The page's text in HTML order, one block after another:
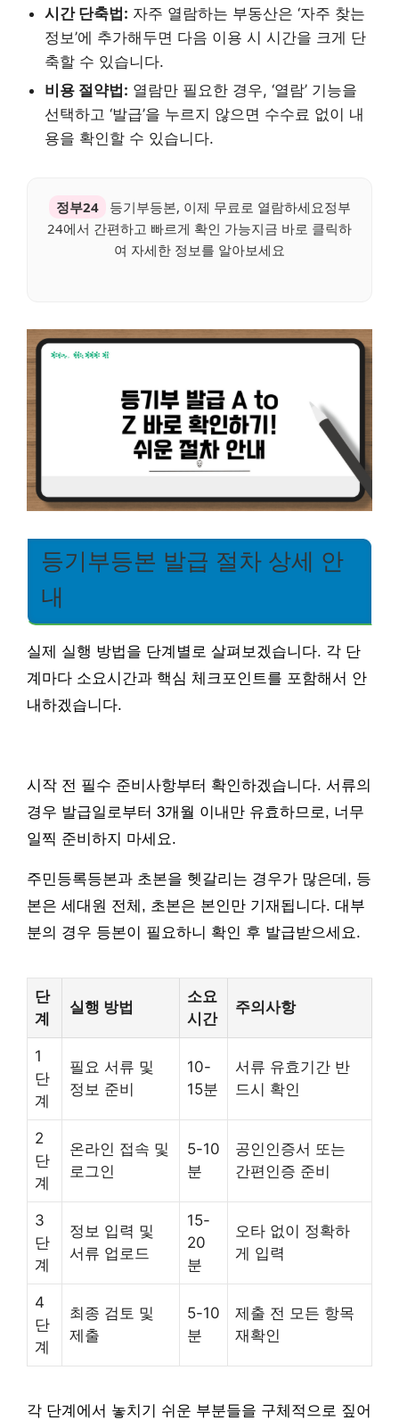
시간 단축법: 자주 열람하는 부동산은 ‘자주 찾는
정보’에 추가해두면 다음 이용 시 시간을 크게 단
축할 수 있습니다.
비용 절약법: 열람만 필요한 경우, ‘열람’ 기능을
선택하고 ‘발급’을 누르지 않으면 수수료 없이 내
용을 확인할 수 있습니다.
정부24
등기부등본, 이제 무료로 열람하세요정부
24에서 간편하고 빠르게 확인 가능지금 바로 클릭하
여 자세한 정보를 알아보세요
등기부등본 발급 절차 상세 안
내
실제 실행 방법을 단계별로 살펴보겠습니다. 각 단
계마다 소요시간과 핵심 체크포인트를 포함해서 안
내하겠습니다.
시작 전 필수 준비사항부터 확인하겠습니다. 서류의
경우 발급일로부터 3개월 이내만 유효하므로, 너무
일찍 준비하지 마세요.
주민등록등본과 초본을 헷갈리는 경우가 많은데, 등
본은 세대원 전체, 초본은 본인만 기재됩니다. 대부
분의 경우 등본이 필요하니 확인 후 발급받으세요.
단
계
실행 방법
소요
시간
주의사항
1
단
계
필요 서류 및
정보 준비
10-
15분
서류 유효기간 반
드시 확인
2
단
계
온라인 접속 및
로그인
5-10
분
공인인증서 또는
간편인증 준비
3
단
계
정보 입력 및
서류 업로드
15-
20
분
오타 없이 정확하
게 입력
4
단
계
최종 검토 및
제출
5-10
분
제출 전 모든 항목
재확인
각 단계에서 놓치기 쉬운 부분들을 구체적으로 짚어